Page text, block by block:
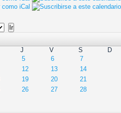
J V S
D
5 6
7
12 13
14
19 20
21
26 27
28